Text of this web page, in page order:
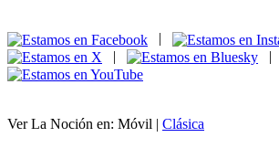
|
|
|
Ver La Noción en: Móvil | Clásica